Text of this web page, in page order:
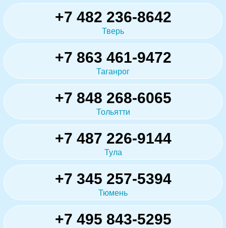
+7 482 236-8642
Тверь
+7 863 461-9472
Таганрог
+7 848 268-6065
Тольятти
+7 487 226-9144
Тула
+7 345 257-5394
Тюмень
+7 495 843-5295